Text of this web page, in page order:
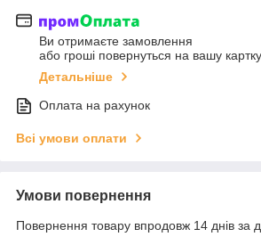
Ви отримаєте замовлення
або гроші повернуться на вашу картку
Детальніше
Оплата на рахунок
Всі умови оплати
Умови повернення
Повернення товару впродовж 14 днів за